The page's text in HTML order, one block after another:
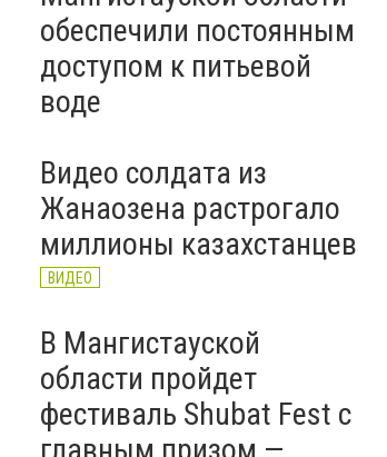
обеспечили постоянным
доступом к питьевой
воде
Видео солдата из
Жанаозена растрогало
миллионы казахстанцев
ВИДЕО
В Мангистауской
области пройдет
фестиваль Shubat Fest с